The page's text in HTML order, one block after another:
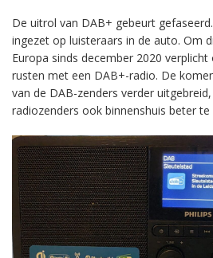
De uitrol van DAB+ gebeurt
ingezet op luisteraars in de auto. Om
Europa sinds december 2020
rusten met een DAB+-radio. De
van de DAB-zenders verder
radiozenders ook binnenshuis beter